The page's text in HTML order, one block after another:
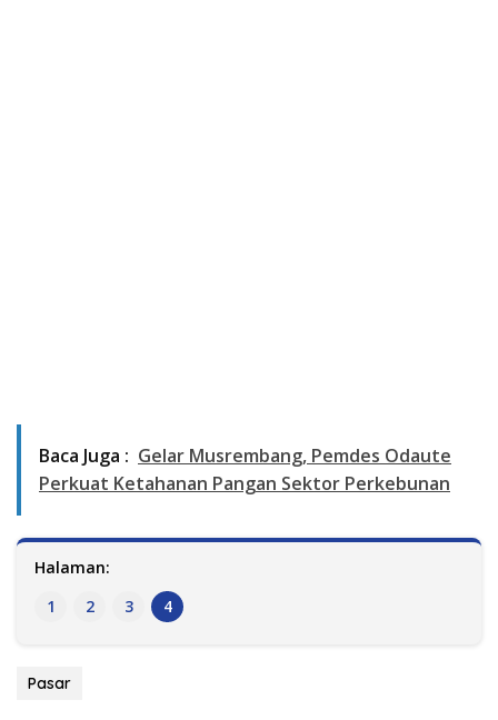
Baca Juga : Gelar Musrembang, Pemdes Odaute
Perkuat Ketahanan Pangan Sektor Perkebunan
Halaman:
1
2 3 4
Pasar